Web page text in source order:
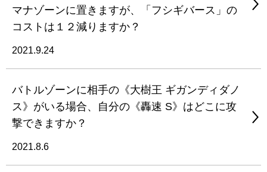
マナゾーンに置きますが、「フシギバース」の
コストは１２減りますか？
2021.9.24
バトルゾーンに相手の《大樹王 ギガンディダノ
ス》がいる場合、自分の《轟速 S》はどこに攻
撃できますか？
2021.8.6